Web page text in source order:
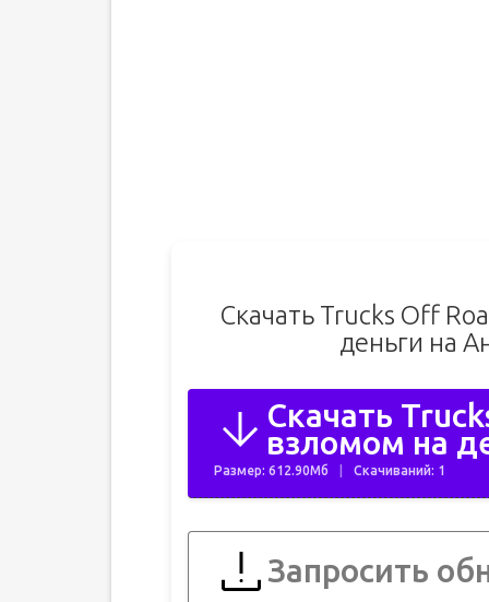
Скачать Trucks Off
деньги на
Скачать
взломом на
Размер: 612.90Мб Скачиваний: 1
Запросить